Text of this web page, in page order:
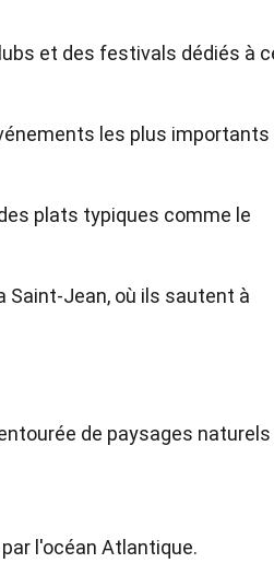
et des festivals dédiés à
les plus importants
plats typiques comme le
Saint-Jean, où ils sautent à
de paysages naturels
l'océan Atlantique.